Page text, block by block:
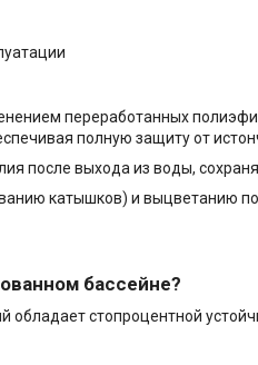
переработанных
полную защиту от
после выхода из воды,
катышков) и выцветанию
бассейне?
стопроцентной